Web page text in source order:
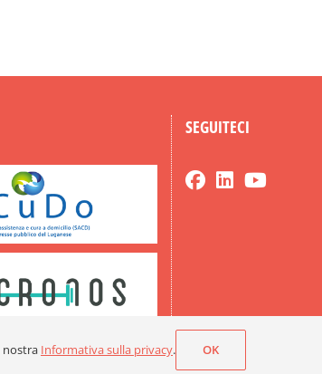
SEGUITECI
nostra Informativa sulla privacy. OK